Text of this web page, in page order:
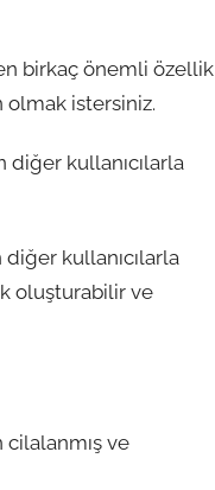
birkaç önemli özellik
olmak istersiniz.
diğer kullanıcılarla
kullanıcılarla
oluşturabilir ve
ve